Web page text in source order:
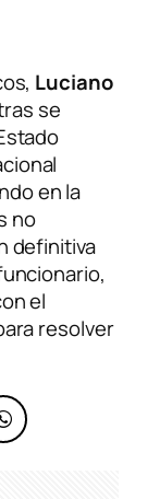
Luciano
se
en la
no
definitiva
el
resolver